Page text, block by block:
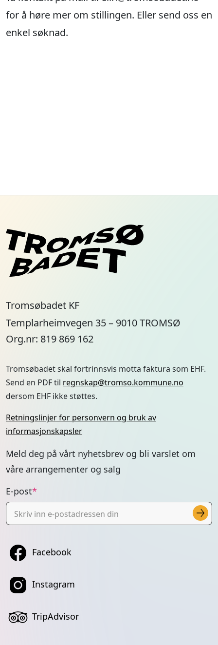
Templarheimvegen 35 – 9010 TROMSØ
Tromsøbadet skal fortrinnsvis motta faktura som EHF.
Send en PDF tilregnskap@tromso.kommune.no
dersom EHF ikke støttes.
informasjonskapsler
Meld deg på vårt nyhetsbrev og bli varslet om
våre arrangementer og salg
E-post
Facebook
Instagram
TripAdvisor
© 2026 Tromsøbadet.
Designet og utviklet av